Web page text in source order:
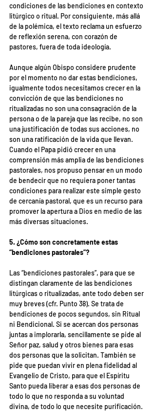
condiciones de las bendiciones en contexto
litúrgico o ritual. Por consiguiente, más allá
de la polémica, el texto reclama un esfuerzo
de reflexión serena, con corazón de
pastores, fuera de toda ideología.
Aunque algún Obispo considere prudente
por el momento no dar estas bendiciones,
igualmente todos necesitamos crecer en la
convicción de que las bendiciones no
ritualizadas no son una consagración de la
persona o de la pareja que las recibe, no son
una justificación de todas sus acciones, no
son una ratificación de la vida que llevan.
Cuando el Papa pidió crecer en una
comprensión más amplia de las bendiciones
pastorales, nos propuso pensar en un modo
de bendecir que no requiera poner tantas
condiciones para realizar este simple gesto
de cercanía pastoral, que es un recurso para
promover la apertura a Dios en medio de las
más diversas situaciones.
5. ¿Cómo son concretamente estas
“bendiciones pastorales”?
Las “bendiciones pastorales”, para que se
distingan claramente de las bendiciones
litúrgicas o ritualizadas, ante todo deben ser
muy breves (cfr. Punto 38). Se trata de
bendiciones de pocos segundos, sin Ritual
ni Bendicional. Si se acercan dos personas
juntas a implorarla, sencillamente se pide al
Señor paz, salud y otros bienes para esas
dos personas que la solicitan. También se
pide que puedan vivir en plena fidelidad al
Evangelio de Cristo, para que el Espíritu
Santo pueda liberar a esas dos personas de
todo lo que no responda a su voluntad
divina, de todo lo que necesite purificación.